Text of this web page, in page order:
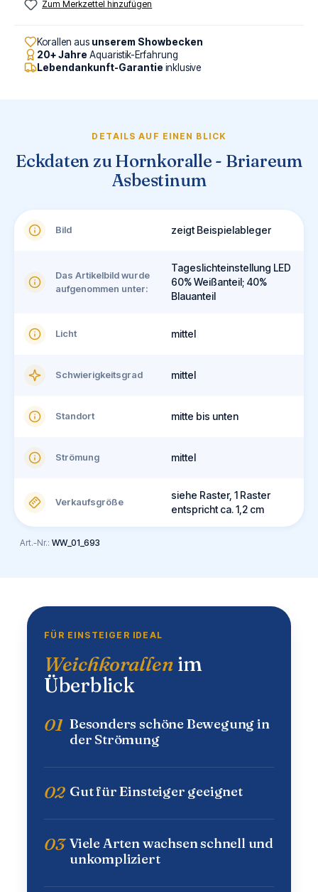
Zum Merkzettel hinzufügen
Korallen aus unserem Showbecken
20+ Jahre Aquaristik-Erfahrung
Lebendankunft-Garantie inklusive
DETAILS AUF EINEN BLICK
Eckdaten zu Hornkoralle - Briareum
Asbestinum
Bild zeigt Beispielableger
Das Artikelbild wurde
aufgenommen unter:
Tageslichteinstellung LED
60% Weißanteil; 40%
Blauanteil
Licht mittel
Schwierigkeitsgrad mittel
Standort mitte bis unten
Strömung mittel
Verkaufsgröße
siehe Raster, 1 Raster
entspricht ca. 1,2 cm
Art.-Nr.: WW_01_693
FÜR EINSTEIGER IDEAL
Weichkorallen im
Überblick
01 Besonders schöne Bewegung in
der Strömung
02 Gut für Einsteiger geeignet
03 Viele Arten wachsen schnell und
unkompliziert